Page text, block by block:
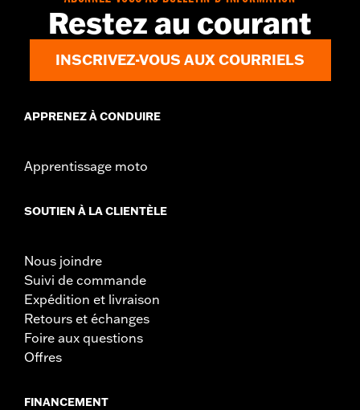
GARANTIE:Garantie limitée de 1 an – Accédez àwww.h-
d.com/warrantypour obtenir tous les détails
Restez au courant
INSCRIVEZ-VOUS AUX COURRIELS
APPRENEZ À CONDUIRE
Apprentissage moto
SOUTIEN À LA CLIENTÈLE
Nous joindre
Suivi de commande
Expédition et livraison
Retours et échanges
Foire aux questions
Offres
FINANCEMENT